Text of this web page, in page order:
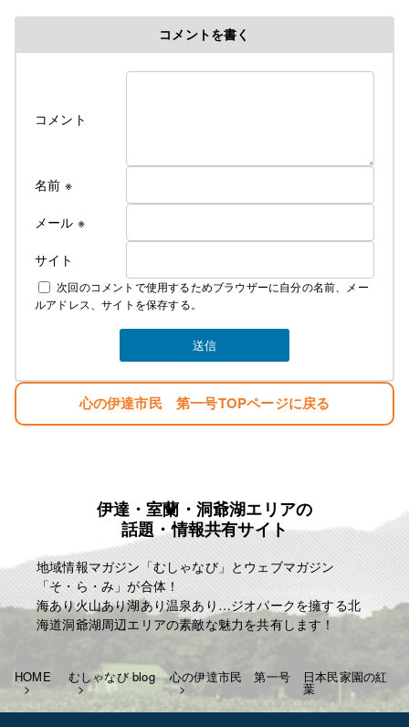
コメントを書く
コメント
名前 ※
メール ※
サイト
次回のコメントで使用するためブラウザーに自分の名前、メー
ルアドレス、サイトを保存する。
心の伊達市民 第一号TOPページに戻る
伊達・室蘭・洞爺湖エリアの
話題・情報共有サイト
地域情報マガジン「むしゃなび」とウェブマガジン
「そ・ら・み」が合体！
海あり火山あり湖あり温泉あり…ジオパークを擁する北
海道洞爺湖周辺エリアの素敵な魅力を共有します！
HOME むしゃなび blog 心の伊達市民 第一号 日本民家園の紅
葉